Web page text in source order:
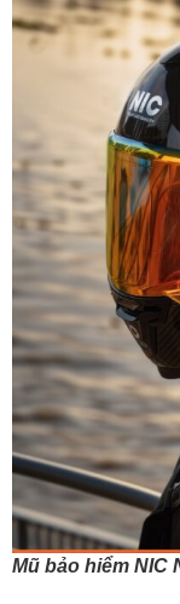
Mũ bảo hiểm NIC